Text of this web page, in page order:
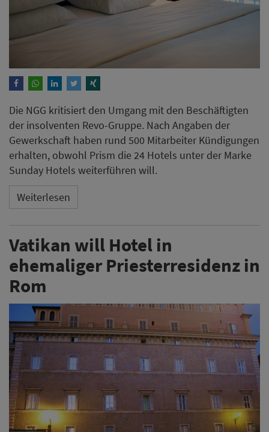
Die NGG kritisiert den Umgang mit den Beschäftigten
der insolventen Revo-Gruppe. Nach Angaben der
Gewerkschaft haben rund 500 Mitarbeiter Kündigungen
erhalten, obwohl Prism die 24 Hotels unter der Marke
Sunday Hotels weiterführen will.
Weiterlesen
Vatikan will Hotel in
ehemaliger Priesterresidenz in
Rom